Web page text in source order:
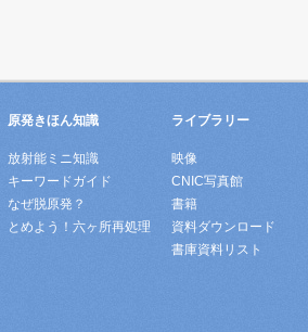
原発きほん知識
放射能ミニ知識
キーワードガイド
なぜ脱原発？
とめよう！六ヶ所再処理
ライブラリー
映像
CNIC写真館
書籍
資料ダウンロード
書庫資料リスト